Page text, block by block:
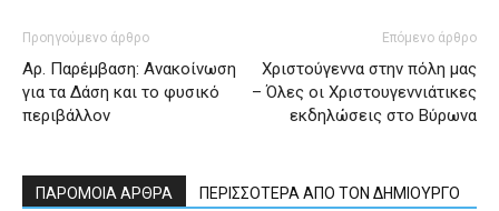
Προηγούμενο άρθρο
Αρ. Παρέμβαση: Ανακοίνωση
για τα Δάση και το φυσικό
περιβάλλον
Επόμενο άρθρο
Χριστούγεννα στην πόλη μας
– Όλες οι Χριστουγεννιάτικες
εκδηλώσεις στο Βύρωνα
ΠΑΡΟΜΟΙΑ ΑΡΘΡΑ ΠΕΡΙΣΣΟΤΕΡΑ ΑΠΟ ΤΟΝ ΔΗΜΙΟΥΡΓΟ